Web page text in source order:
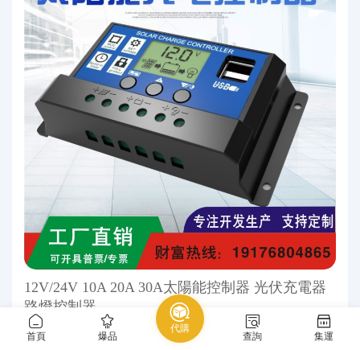
首頁 爆品
代購
查詢 集運
12V/24V 10A 20A 30A太陽能控制器 光伏充電器
路燈控制器
9.00 元